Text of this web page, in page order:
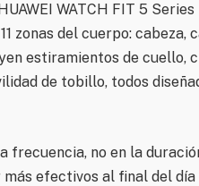
WATCH FIT 5
zonas del cuerpo: cabeza,
estiramientos de cuello,
de tobillo, todos
frecuencia, no en la
efectivos al final del